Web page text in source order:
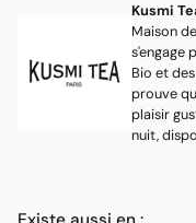
Kusmi
Maison
s'engage
Bio et
prouve
plaisir
nuit,